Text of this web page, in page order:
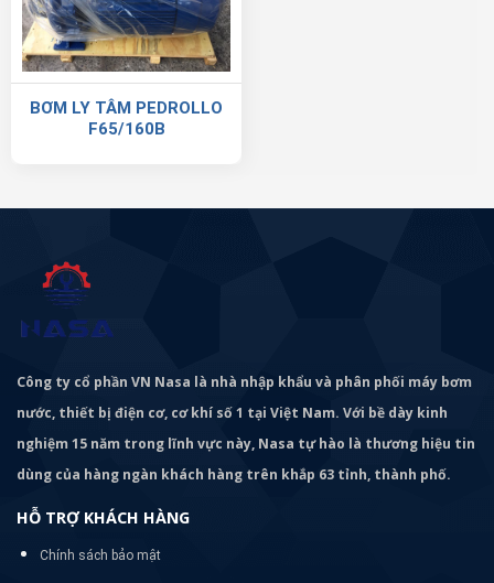
BƠM LY TÂM PEDROLLO
F65/160B
Công ty cổ phần VN Nasa là nhà nhập khẩu và phân phối máy bơm
nước, thiết bị điện cơ, cơ khí số 1 tại Việt Nam. Với bề dày kinh
nghiệm 15 năm trong lĩnh vực này, Nasa tự hào là thương hiệu tin
dùng của hàng ngàn khách hàng trên khắp 63 tỉnh, thành phố.
HỖ TRỢ KHÁCH HÀNG
Chính sách bảo mật